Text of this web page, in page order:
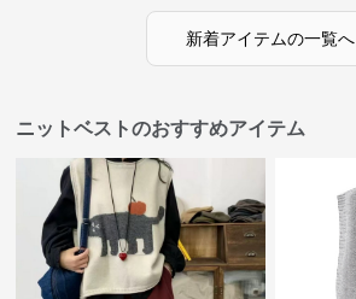
新着アイテムの一覧へ
ニットベストのおすすめアイテム